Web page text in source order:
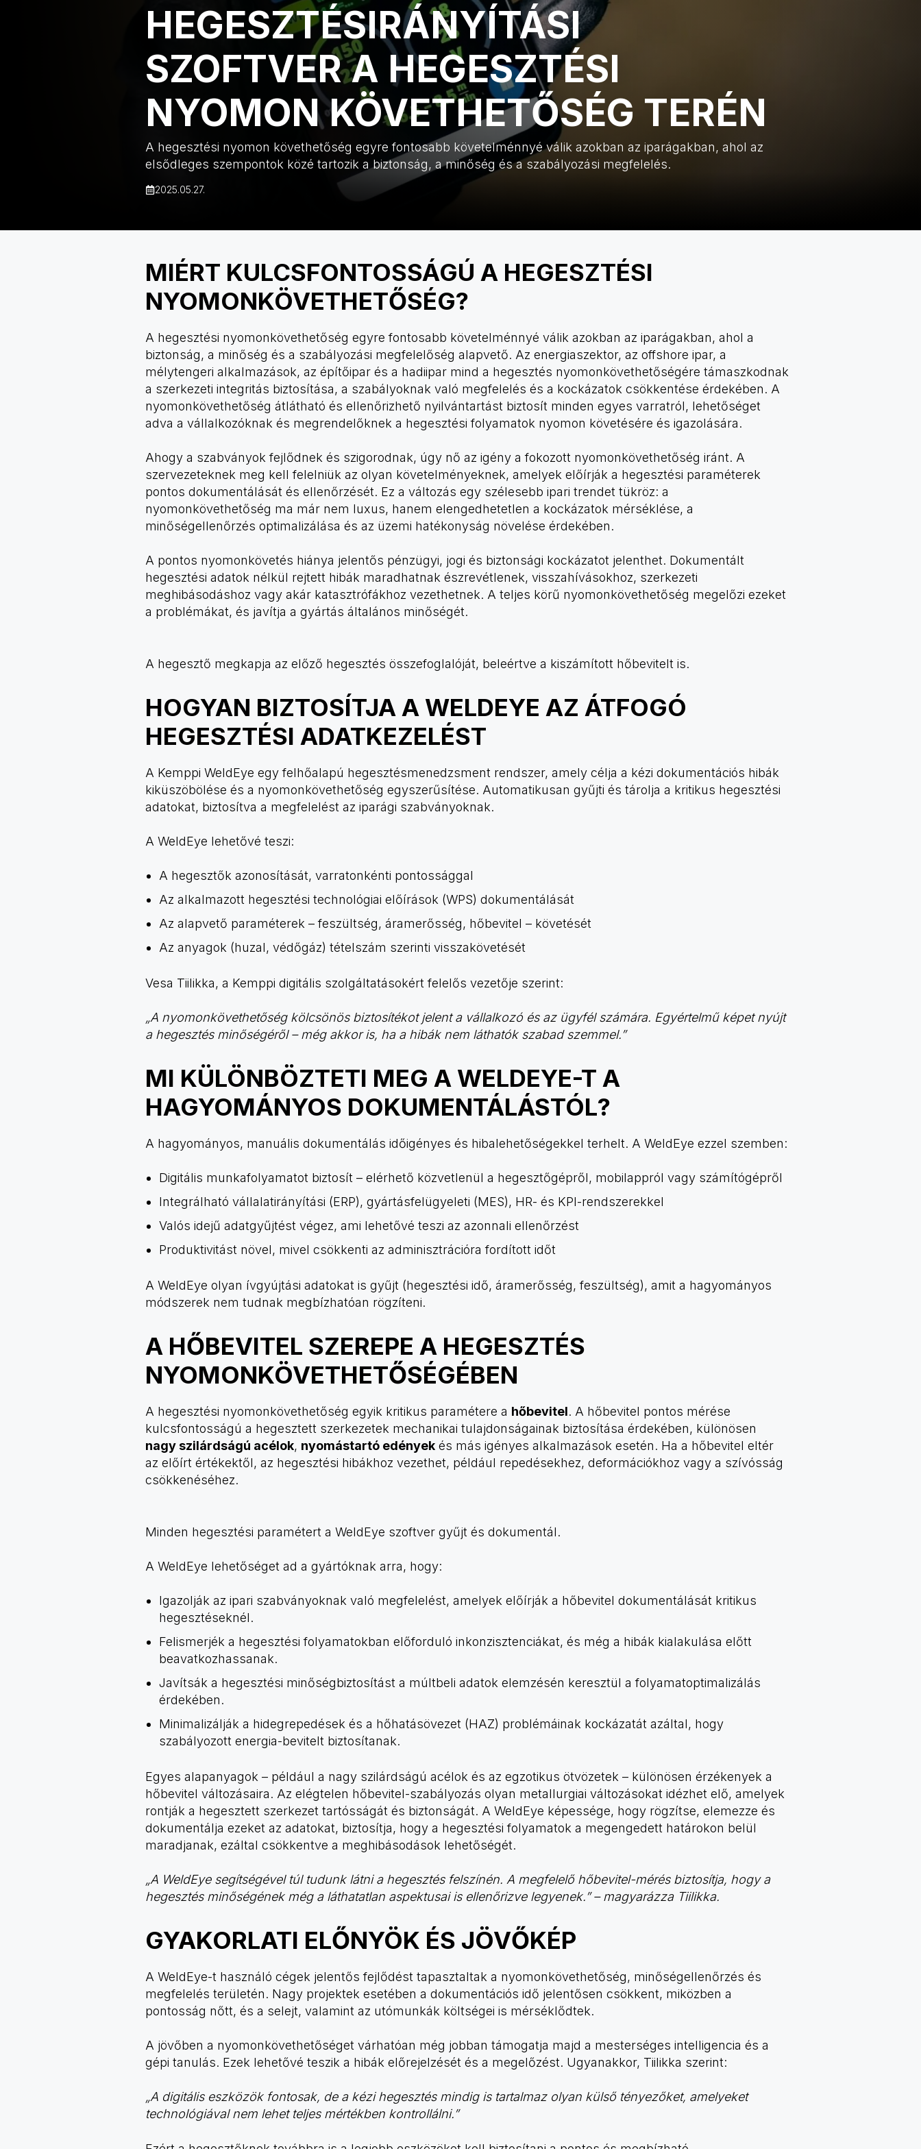
HEGESZTÉSIRÁNYÍTÁSI
SZOFTVER A HEGESZTÉSI
NYOMON KÖVETHETŐSÉG TERÉN
A hegesztési nyomon követhetőség egyre fontosabb követelménnyé válik azokban az iparágakban, ahol az
elsődleges szempontok közé tartozik a biztonság, a minőség és a szabályozási megfelelés.
2025.05.27.
MIÉRT KULCSFONTOSSÁGÚ A HEGESZTÉSI
NYOMONKÖVETHETŐSÉG?
A hegesztési nyomonkövethetőség egyre fontosabb követelménnyé válik azokban az iparágakban, ahol a
biztonság, a minőség és a szabályozási megfelelőség alapvető. Az energiaszektor, az offshore ipar, a
mélytengeri alkalmazások, az építőipar és a hadiipar mind a hegesztés nyomonkövethetőségére támaszkodnak
a szerkezeti integritás biztosítása, a szabályoknak való megfelelés és a kockázatok csökkentése érdekében. A
nyomonkövethetőség átlátható és ellenőrizhető nyilvántartást biztosít minden egyes varratról, lehetőséget
adva a vállalkozóknak és megrendelőknek a hegesztési folyamatok nyomon követésére és igazolására.
Ahogy a szabványok fejlődnek és szigorodnak, úgy nő az igény a fokozott nyomonkövethetőség iránt. A
szervezeteknek meg kell felelniük az olyan követelményeknek, amelyek előírják a hegesztési paraméterek
pontos dokumentálását és ellenőrzését. Ez a változás egy szélesebb ipari trendet tükröz: a
nyomonkövethetőség ma már nem luxus, hanem elengedhetetlen a kockázatok mérséklése, a
minőségellenőrzés optimalizálása és az üzemi hatékonyság növelése érdekében.
A pontos nyomonkövetés hiánya jelentős pénzügyi, jogi és biztonsági kockázatot jelenthet. Dokumentált
hegesztési adatok nélkül rejtett hibák maradhatnak észrevétlenek, visszahívásokhoz, szerkezeti
meghibásodáshoz vagy akár katasztrófákhoz vezethetnek. A teljes körű nyomonkövethetőség megelőzi ezeket
a problémákat, és javítja a gyártás általános minőségét.
A hegesztő megkapja az előző hegesztés összefoglalóját, beleértve a kiszámított hőbevitelt is.
HOGYAN BIZTOSÍTJA A WELDEYE AZ ÁTFOGÓ
HEGESZTÉSI ADATKEZELÉST
A Kemppi WeldEye egy felhőalapú hegesztésmenedzsment rendszer, amely célja a kézi dokumentációs hibák
kiküszöbölése és a nyomonkövethetőség egyszerűsítése. Automatikusan gyűjti és tárolja a kritikus hegesztési
adatokat, biztosítva a megfelelést az iparági szabványoknak.
A WeldEye lehetővé teszi:
A hegesztők azonosítását, varratonkénti pontossággal
Az alkalmazott hegesztési technológiai előírások (WPS) dokumentálását
Az alapvető paraméterek – feszültség, áramerősség, hőbevitel – követését
Az anyagok (huzal, védőgáz) tételszám szerinti visszakövetését
Vesa Tiilikka, a Kemppi digitális szolgáltatásokért felelős vezetője szerint:
„A nyomonkövethetőség kölcsönös biztosítékot jelent a vállalkozó és az ügyfél számára. Egyértelmű képet nyújt
a hegesztés minőségéről – még akkor is, ha a hibák nem láthatók szabad szemmel.”
MI KÜLÖNBÖZTETI MEG A WELDEYE-T A
HAGYOMÁNYOS DOKUMENTÁLÁSTÓL?
A hagyományos, manuális dokumentálás időigényes és hibalehetőségekkel terhelt. A WeldEye ezzel szemben:
Digitális munkafolyamatot biztosít – elérhető közvetlenül a hegesztőgépről, mobilappról vagy számítógépről
Integrálható vállalatirányítási (ERP), gyártásfelügyeleti (MES), HR- és KPI-rendszerekkel
Valós idejű adatgyűjtést végez, ami lehetővé teszi az azonnali ellenőrzést
Produktivitást növel, mivel csökkenti az adminisztrációra fordított időt
A WeldEye olyan ívgyújtási adatokat is gyűjt (hegesztési idő, áramerősség, feszültség), amit a hagyományos
módszerek nem tudnak megbízhatóan rögzíteni.
A HŐBEVITEL SZEREPE A HEGESZTÉS
NYOMONKÖVETHETŐSÉGÉBEN
A hegesztési nyomonkövethetőség egyik kritikus paramétere a hőbevitel. A hőbevitel pontos mérése
kulcsfontosságú a hegesztett szerkezetek mechanikai tulajdonságainak biztosítása érdekében, különösen
nagy szilárdságú acélok, nyomástartó edények és más igényes alkalmazások esetén. Ha a hőbevitel eltér
az előírt értékektől, az hegesztési hibákhoz vezethet, például repedésekhez, deformációkhoz vagy a szívósság
csökkenéséhez.
Minden hegesztési paramétert a WeldEye szoftver gyűjt és dokumentál.
A WeldEye lehetőséget ad a gyártóknak arra, hogy:
Igazolják az ipari szabványoknak való megfelelést, amelyek előírják a hőbevitel dokumentálását kritikus
hegesztéseknél.
Felismerjék a hegesztési folyamatokban előforduló inkonzisztenciákat, és még a hibák kialakulása előtt
beavatkozhassanak.
Javítsák a hegesztési minőségbiztosítást a múltbeli adatok elemzésén keresztül a folyamatoptimalizálás
érdekében.
Minimalizálják a hidegrepedések és a hőhatásövezet (HAZ) problémáinak kockázatát azáltal, hogy
szabályozott energia-bevitelt biztosítanak.
Egyes alapanyagok – például a nagy szilárdságú acélok és az egzotikus ötvözetek – különösen érzékenyek a
hőbevitel változásaira. Az elégtelen hőbevitel-szabályozás olyan metallurgiai változásokat idézhet elő, amelyek
rontják a hegesztett szerkezet tartósságát és biztonságát. A WeldEye képessége, hogy rögzítse, elemezze és
dokumentálja ezeket az adatokat, biztosítja, hogy a hegesztési folyamatok a megengedett határokon belül
maradjanak, ezáltal csökkentve a meghibásodások lehetőségét.
„A WeldEye segítségével túl tudunk látni a hegesztés felszínén. A megfelelő hőbevitel-mérés biztosítja, hogy a
hegesztés minőségének még a láthatatlan aspektusai is ellenőrizve legyenek.” – magyarázza Tiilikka.
GYAKORLATI ELŐNYÖK ÉS JÖVŐKÉP
A WeldEye-t használó cégek jelentős fejlődést tapasztaltak a nyomonkövethetőség, minőségellenőrzés és
megfelelés területén. Nagy projektek esetében a dokumentációs idő jelentősen csökkent, miközben a
pontosság nőtt, és a selejt, valamint az utómunkák költségei is mérséklődtek.
A jövőben a nyomonkövethetőséget várhatóan még jobban támogatja majd a mesterséges intelligencia és a
gépi tanulás. Ezek lehetővé teszik a hibák előrejelzését és a megelőzést. Ugyanakkor, Tiilikka szerint:
„A digitális eszközök fontosak, de a kézi hegesztés mindig is tartalmaz olyan külső tényezőket, amelyeket
technológiával nem lehet teljes mértékben kontrollálni.”